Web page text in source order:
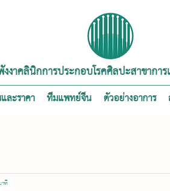
งาคลินิกการประกอบโรคศิลปะสาขากา
ละราคา ทีมแพทย์จีน ตัวอย่างอาการ
ที